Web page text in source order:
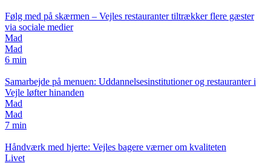
Følg med på skærmen – Vejles restauranter tiltrækker flere gæster
via sociale medier
Mad
Mad
6 min
Samarbejde på menuen: Uddannelsesinstitutioner og restauranter i
Vejle løfter hinanden
Mad
Mad
7 min
Håndværk med hjerte: Vejles bagere værner om kvaliteten
Livet